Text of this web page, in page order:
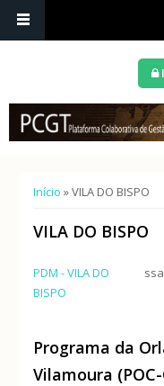
Está aqui
Início » VILA DO BISPO
VILA DO BISPO
PDM - VILA DO
BISPO
Programa da
Vilamoura